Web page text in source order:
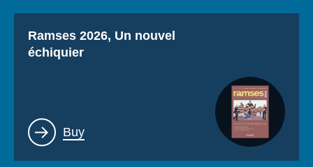
Titre
Ramses 2026, Un nouvel
échiquier
Lien
Buy